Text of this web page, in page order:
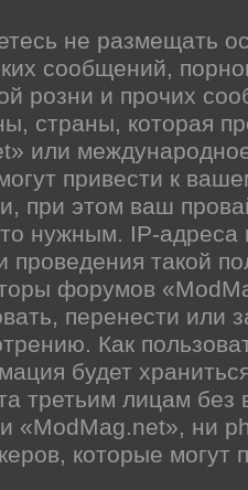
не размещать
сообщений,
розни и прочих
страны, которая
или
привести к
при этом ваш
нужным. IP-адреса
проведения такой
форумов
перенести
Как
будет
третьим лицам
«ModMag.net», ни
которые могут